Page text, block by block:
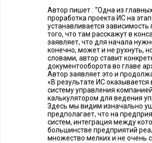
Автор пишет : “Одна из
проработка проекта ИС на
устанавливается
того, что там расскажут в
заявляет, что для начала
конечно, может и не рухнуть,
словами, автор ставит
документооборота во главе
Автор заявляет это и
«В результате ИС
систему управления
калькулятором для ведения
Здесь мы видим изначально
предполагает, что на
систем, интеграция между
большинстве предприятий
множество мелких и не очень